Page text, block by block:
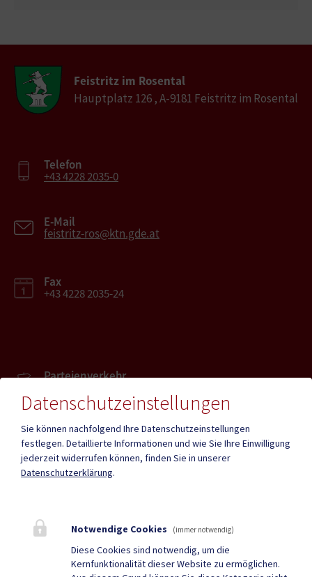
Feistritz im Rosental
Hauptplatz 126 , A-9181 Feistritz im Rosental
Telefon
+43 4228 2035-0
E-Mail
feistritz-ros@ktn.gde.at
Fax
+43 4228 2035-24
Parteienverkehr
Amtsstunden
Heute , 08:00 - 12:00 , 13:00 - 16:00
Quicklinks
Datenschutzeinstellungen
Sie können nachfolgend Ihre Datenschutzeinstellungen
festlegen. Detaillierte Informationen und wie Sie Ihre Einwilligung
jederzeit widerrufen können, finden Sie in unserer
Datenschutzerklärung.
Notwendige Cookies (immer notwendig)
Diese Cookies sind notwendig, um die
Kernfunktionalität dieser Website zu ermöglichen.